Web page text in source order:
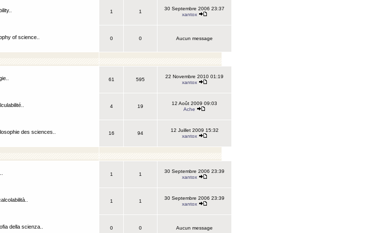
1 1
30 Septembre 2006 23:37
xantox
of science..
0 0 Aucun message
61 595
22 Novembre 2010 01:19
xantox
4 19
12 Août 2009 09:03
Ache
des sciences..
16 94
12 Juillet 2009 15:32
xantox
1 1
30 Septembre 2006 23:39
xantox
1 1
30 Septembre 2006 23:39
xantox
della scienza..
0 0 Aucun message